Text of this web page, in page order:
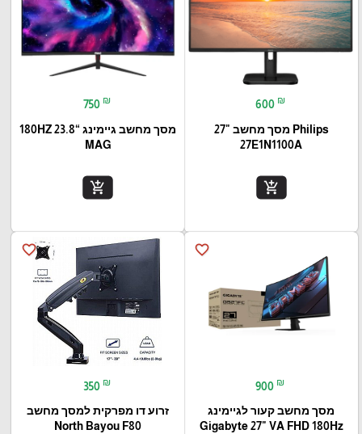
600 ₪
Philips מסך מחשב "27
27E1N1100A
add_shopping_cart
750 ₪
מסך מחשב גיימינג “23.8 180HZ
MAG
add_shopping_cart
favorite_border
900 ₪
מסך מחשב קעור לגיימינג
Gigabyte 27" VA FHD 180Hz
favorite_border
350 ₪
זרוע דו מפרקית למסך מחשב
North Bayou F80